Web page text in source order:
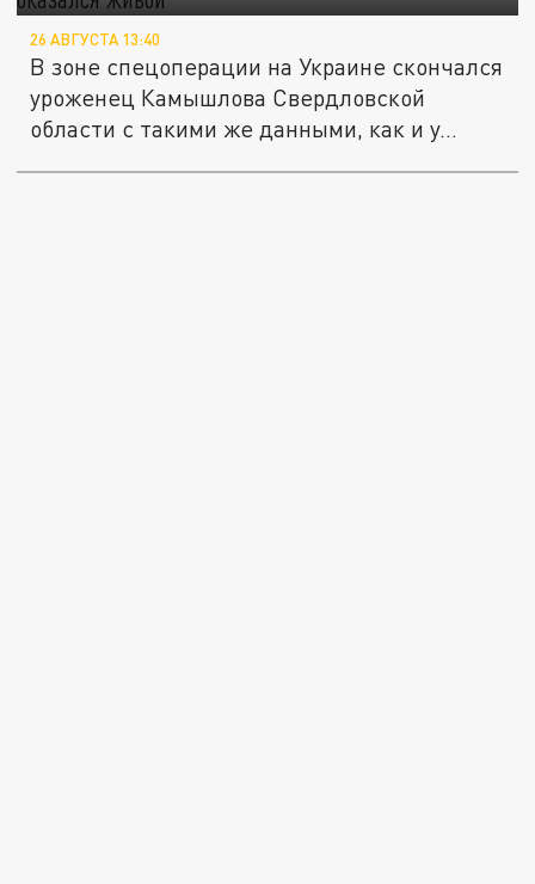
26 АВГУСТА 13:40
В зоне спецоперации на Украине скончался
уроженец Камышлова Свердловской
области с такими же данными, как и у...